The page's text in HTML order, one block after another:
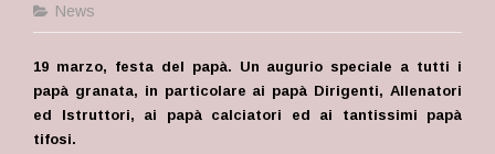
News
19 marzo, festa del papà. Un augurio speciale a tutti i
papà granata, in particolare ai papà Dirigenti, Allenatori
ed Istruttori, ai papà calciatori ed ai tantissimi papà
tifosi.